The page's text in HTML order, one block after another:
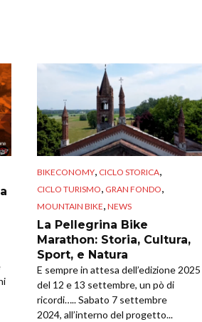
BIKECONOMY, CICLO STORICA,
CICLO TURISMO, GRAN FONDO,
MOUNTAIN BIKE, NEWS
La Pellegrina Bike
Marathon: Storia, Cultura,
Sport, e Natura
E sempre in attesa dell’edizione 2025
del 12 e 13 settembre, un pò di
ricordi….. Sabato 7 settembre
2024, all’interno del progetto...